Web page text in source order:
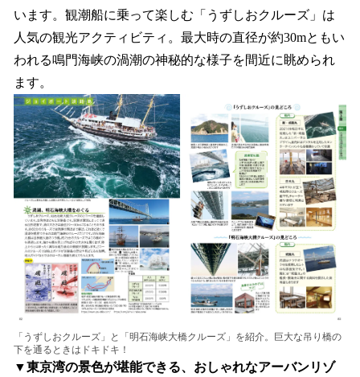
います。観潮船に乗って楽しむ「うずしおクルーズ」は
人気の観光アクティビティ。最大時の直径が約30mともい
われる鳴門海峡の渦潮の神秘的な様子を間近に眺められ
ます。
「うずしおクルーズ」と「明石海峡大橋クルーズ」を紹介。巨大な吊り橋の
下を通るときはドキドキ！
▼東京湾の景色が堪能できる、おしゃれなアーバンリゾ